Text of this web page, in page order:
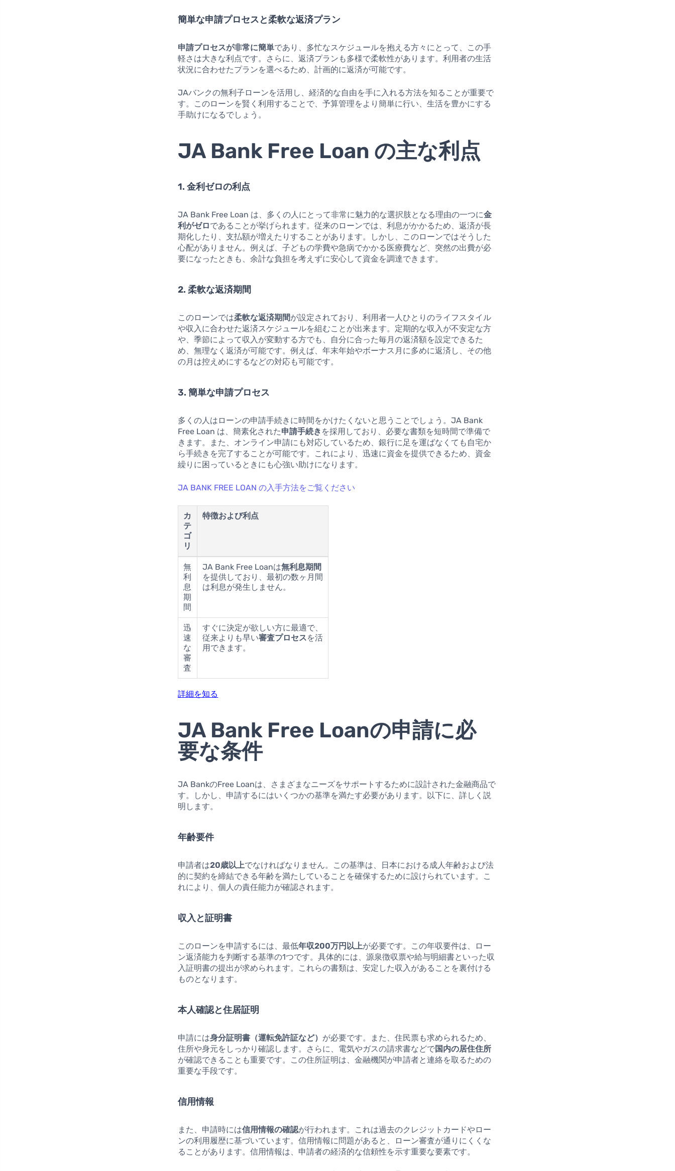
簡単な申請プロセスと柔軟な返済プラン
申請プロセスが非常に簡単であり、多忙なスケジュールを抱える方々にとって、この手
軽さは大きな利点です。さらに、返済プランも多様で柔軟性があります。利用者の生活
状況に合わせたプランを選べるため、計画的に返済が可能です。
JAバンクの無利子ローンを活用し、経済的な自由を手に入れる方法を知ることが重要で
す。このローンを賢く利用することで、予算管理をより簡単に行い、生活を豊かにする
手助けになるでしょう。
JA Bank Free Loan の主な利点
1. 金利ゼロの利点
JA Bank Free Loan は、多くの人にとって非常に魅力的な選択肢となる理由の一つに金
利がゼロであることが挙げられます。従来のローンでは、利息がかかるため、返済が長
期化したり、支払額が増えたりすることがあります。しかし、このローンではそうした
心配がありません。例えば、子どもの学費や急病でかかる医療費など、突然の出費が必
要になったときも、余計な負担を考えずに安心して資金を調達できます。
2. 柔軟な返済期間
このローンでは柔軟な返済期間が設定されており、利用者一人ひとりのライフスタイル
や収入に合わせた返済スケジュールを組むことが出来ます。定期的な収入が不安定な方
や、季節によって収入が変動する方でも、自分に合った毎月の返済額を設定できるた
め、無理なく返済が可能です。例えば、年末年始やボーナス月に多めに返済し、その他
の月は控えめにするなどの対応も可能です。
3. 簡単な申請プロセス
多くの人はローンの申請手続きに時間をかけたくないと思うことでしょう。JA Bank
Free Loan は、簡素化された申請手続き を採用しており、必要な書類を短時間で準備で
きます。また、オンライン申請にも対応しているため、銀行に足を運ばなくても自宅か
ら手続きを完了することが可能です。これにより、迅速に資金を提供できるため、資金
繰りに困っているときにも心強い助けになります。
JA BANK FREE LOAN の入手方法をご覧ください
カ
テ
ゴ
リ
特徴および利点
無
利
息
期
間
JA Bank Free Loanは無利息期間
を提供しており、最初の数ヶ月間
は利息が発生しません。
迅
速
な
審
査
すぐに決定が欲しい方に最適で、
従来よりも早い審査プロセスを活
用できます。
詳細を知る
JA Bank Free Loanの申請に必
要な条件
JA BankのFree Loanは、さまざまなニーズをサポートするために設計された金融商品で
す。しかし、申請するにはいくつかの基準を満たす必要があります。以下に、詳しく説
明します。
年齢要件
申請者は20歳以上でなければなりません。この基準は、日本における成人年齢および法
的に契約を締結できる年齢を満たしていることを確保するために設けられています。こ
れにより、個人の責任能力が確認されます。
収入と証明書
このローンを申請するには、最低年収200万円以上が必要です。この年収要件は、ロー
ン返済能力を判断する基準の1つです。具体的には、源泉徴収票や給与明細書といった収
入証明書の提出が求められます。これらの書類は、安定した収入があることを裏付ける
ものとなります。
本人確認と住居証明
申請には身分証明書（運転免許証など） が必要です。また、住民票も求められるため、
住所や身元をしっかり確認します。さらに、電気やガスの請求書などで国内の居住住所
が確認できることも重要です。この住所証明は、金融機関が申請者と連絡を取るための
重要な手段です。
信用情報
また、申請時には信用情報の確認が行われます。これは過去のクレジットカードやロー
ンの利用履歴に基づいています。信用情報に問題があると、ローン審査が通りにくくな
ることがあります。信用情報は、申請者の経済的な信頼性を示す重要な要素です。